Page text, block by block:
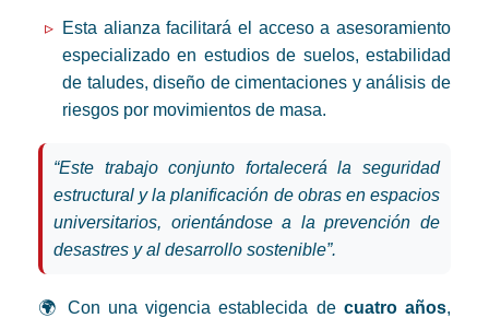
Esta alianza facilitará el acceso a asesoramiento
especializado en estudios de suelos, estabilidad
de taludes, diseño de cimentaciones y análisis de
riesgos por movimientos de masa.
“Este trabajo conjunto fortalecerá la seguridad
estructural y la planificación de obras en espacios
universitarios, orientándose a la prevención de
desastres y al desarrollo sostenible”.
🌍 Con una vigencia establecida de cuatro años,